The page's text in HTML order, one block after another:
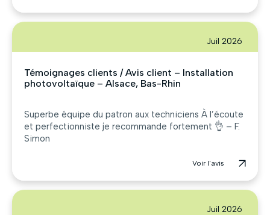
Juil 2026
Témoignages clients / Avis client – Installation
photovoltaïque – Alsace, Bas-Rhin
Superbe équipe du patron aux techniciens À l’écoute
et perfectionniste je recommande fortement 👌 – F.
Simon
Voir l'avis
Juil 2026